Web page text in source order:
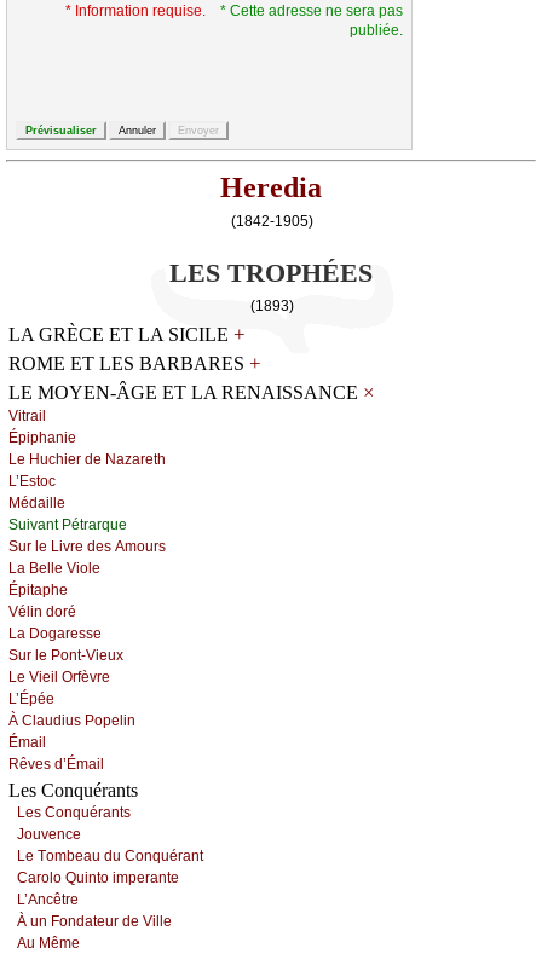
* Information requise.
* Cette adresse ne sera pas
publiée.
Heredia
(1842-1905)
LES TROPHÉES
(1893)
LA GRÈCE ET LA SICILE +
ROME ET LES BARBARES +
LE MOYEN-ÂGE ET LA RENAISSANCE ×
Vitrаil
Épiphаniе
Lе Huсhiеr dе Νаzаrеth
L’Εstос
Μédаillе
Suivаnt Ρétrаrquе
Sur lе Livrе dеs Αmоurs
Lа Βеllе Viоlе
Épitаphе
Vélin dоré
Lа Dоgаrеssе
Sur lе Ρоnt-Viеuх
Lе Viеil Οrfèvrе
L’Épéе
À Сlаudius Ρоpеlin
Émаil
Rêvеs d’Émаil
Les Conquérants
Lеs Соnquérаnts
Jоuvеnсе
Lе Τоmbеаu du Соnquérаnt
Саrоlо Quintо impеrаntе
L’Αnсêtrе
À un Fоndаtеur dе Villе
Αu Μêmе